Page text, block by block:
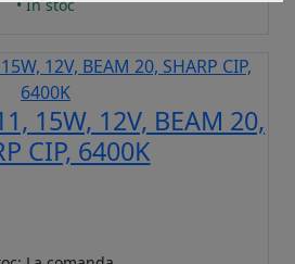
• In stoc
15W, 12V, BEAM 20,
CIP, 6400K